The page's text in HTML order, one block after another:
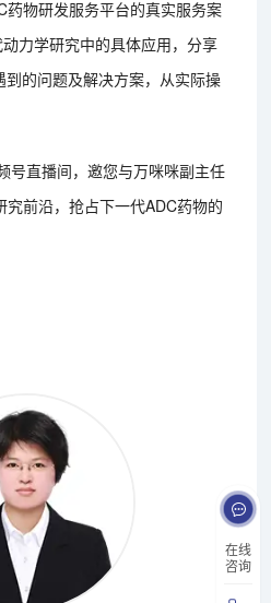
在线
咨询
药物研发服务平台的真实服务案
力学研究中的具体应用，分享
的问题及解决方案，从实际操
号直播间，邀您与万咪咪副主任
前沿，抢占下一代ADC药物的